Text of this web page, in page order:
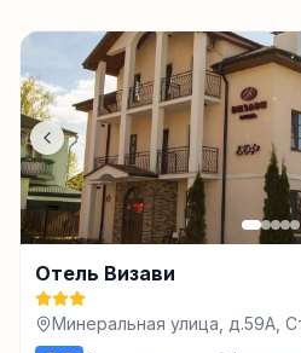
Отель Визави
Минеральная улица, д.59А,